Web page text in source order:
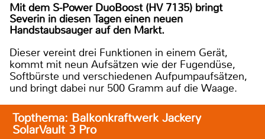
Mit dem S-Power DuoBoost (HV 7135) bringt
Severin in diesen Tagen einen neuen
Handstaubsauger auf den Markt.
Dieser vereint drei Funktionen in einem Gerät,
kommt mit neun Aufsätzen wie der Fugendüse,
Softbürste und verschiedenen Aufpumpaufsätzen,
und bringt dabei nur 500 Gramm auf die Waage.
Topthema: Balkonkraftwerk Jackery
SolarVault 3 Pro